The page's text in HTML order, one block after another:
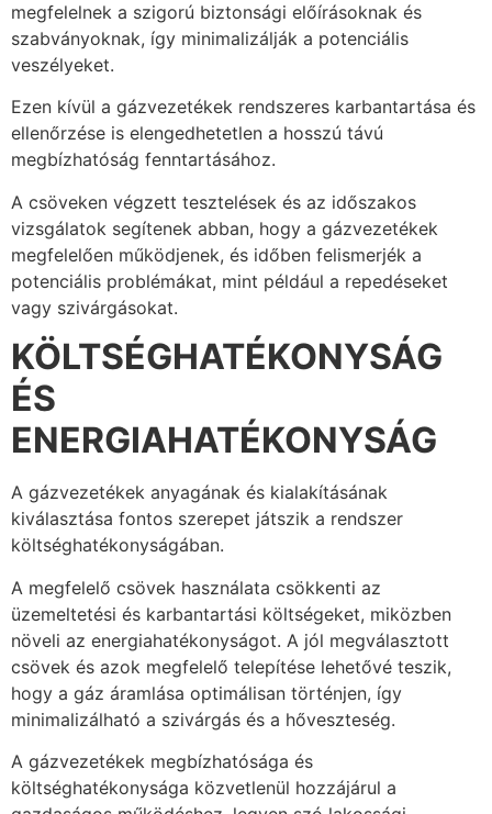
megfelelnek a szigorú biztonsági előírásoknak és
szabványoknak, így minimalizálják a potenciális
veszélyeket.
Ezen kívül a gázvezetékek rendszeres karbantartása és
ellenőrzése is elengedhetetlen a hosszú távú
megbízhatóság fenntartásához.
A csöveken végzett tesztelések és az időszakos
vizsgálatok segítenek abban, hogy a gázvezetékek
megfelelően működjenek, és időben felismerjék a
potenciális problémákat, mint például a repedéseket
vagy szivárgásokat.
KÖLTSÉGHATÉKONYSÁG
ÉS
ENERGIAHATÉKONYSÁG
A gázvezetékek anyagának és kialakításának
kiválasztása fontos szerepet játszik a rendszer
költséghatékonyságában.
A megfelelő csövek használata csökkenti az
üzemeltetési és karbantartási költségeket, miközben
növeli az energiahatékonyságot. A jól megválasztott
csövek és azok megfelelő telepítése lehetővé teszik,
hogy a gáz áramlása optimálisan történjen, így
minimalizálható a szivárgás és a hőveszteség.
A gázvezetékek megbízhatósága és
költséghatékonysága közvetlenül hozzájárul a